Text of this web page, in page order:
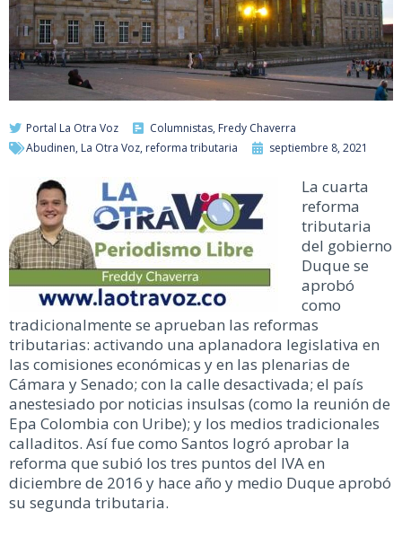
Portal La Otra Voz Columnistas, Fredy Chaverra
Abudinen, La Otra Voz, reforma tributaria septiembre 8, 2021
La cuarta
reforma
tributaria
del gobierno
Duque se
aprobó
como
tradicionalmente se aprueban las reformas
tributarias: activando una aplanadora legislativa en
las comisiones económicas y en las plenarias de
Cámara y Senado; con la calle desactivada; el país
anestesiado por noticias insulsas (como la reunión de
Epa Colombia con Uribe); y los medios tradicionales
calladitos. Así fue como Santos logró aprobar la
reforma que subió los tres puntos del IVA en
diciembre de 2016 y hace año y medio Duque aprobó
su segunda tributaria.